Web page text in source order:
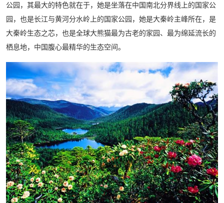
公园，其最大的特色就在于，她是坐落在中国南北分界线上的国家公
园，也是长江与黄河分水岭上的国家公园，她是大秦岭主峰所在，是
大秦岭生态之芯，也是全球大熊猫最为古老的家园、最为绵延流长的
栖息地，中国腹心最精华的生态空间。